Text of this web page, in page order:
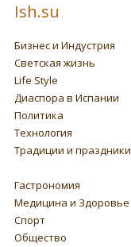
Ish.su
Бизнес и Индустрия
Светская жизнь
Life Style
Диаспора в Испании
Политика
Технология
Традиции и праздники
Гастрономия
Медицина и Здоровье
Спорт
Общество